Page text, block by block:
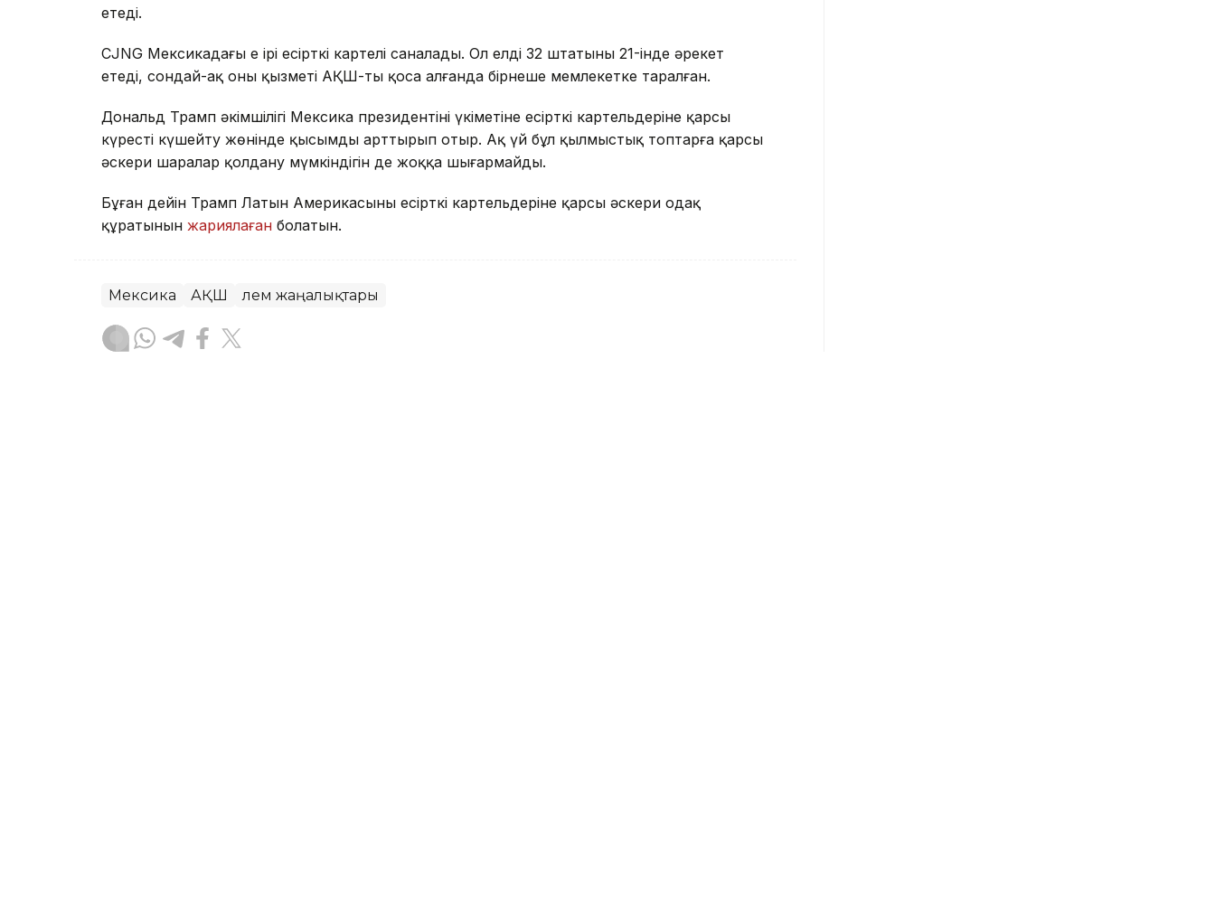
етеді.
CJNG Мексикадағы ең ірі есірткі картелі саналады. Ол елдің 32 штатының 21-інде әрекет
етеді, сондай-ақ оның қызметі АҚШ-ты қоса алғанда бірнеше мемлекетке таралған.
Дональд Трамп әкімшілігі Мексика президентінің үкіметіне есірткі картельдеріне қарсы
күресті күшейту жөнінде қысымды арттырып отыр. Ақ үй бұл қылмыстық топтарға қарсы
әскери шаралар қолдану мүмкіндігін де жоққа шығармайды.
Бұған дейін Трамп Латын Америкасының есірткі картельдеріне қарсы әскери одақ
құратынын жариялаған болатын.
Мексика АҚШ Әлем жаңалықтары